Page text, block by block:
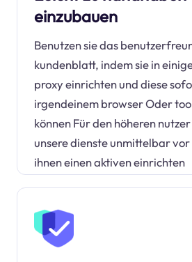
einzubauen
Benutzen sie das
kundenblatt, indem sie in
proxy einrichten und diese
irgendeinem browser Oder
können Für den höheren
unsere dienste unmittelbar
ihnen einen aktiven einrichten